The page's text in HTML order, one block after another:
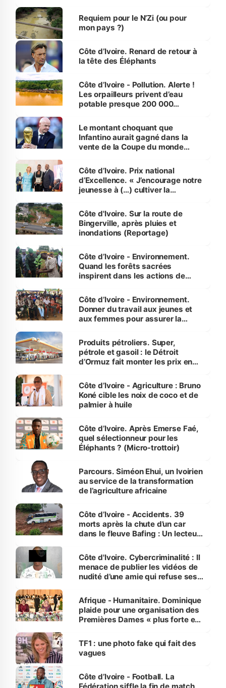
Requiem pour le N’Zi (ou pour
mon pays ?)
Côte d’Ivoire. Renard de retour à
la tête des Éléphants
Côte d’Ivoire - Pollution. Alerte !
Les orpailleurs privent d’eau
potable presque 200 000
Le montant choquant que
Infantino aurait gagné dans la
vente de la Coupe du monde
Côte d’Ivoire. Prix national
d’Excellence. « J’encourage notre
jeunesse à (…) cultiver la
(Alassane Ouattara
Côte d'Ivoire. Sur la route de
Bingerville, après pluies et
inondations (Reportage)
Côte d’Ivoire - Environnement.
Quand les forêts sacrées
inspirent dans les actions de
Côte d’Ivoire - Environnement.
Donner du travail aux jeunes et
aux femmes pour assurer la
menacées
Produits pétroliers. Super,
pétrole et gasoil : le Détroit
d’Ormuz fait monter les prix en
Côte d’Ivoire - Agriculture : Bruno
Koné cible les noix de coco et de
palmier à huile
Côte d’Ivoire. Après Emerse Faé,
quel sélectionneur pour les
Éléphants ? (Micro-trottoir)
Parcours. Siméon Ehui, un Ivoirien
au service de la transformation
de l’agriculture africaine
Côte d’Ivoire - Accidents. 39
morts après la chute d’un car
dans le fleuve Bafing : Un lecteur
des Transports
Côte d'Ivoire. Cybercriminalité : Il
menace de publier les vidéos de
nudité d’une amie qui refuse ses
Afrique - Humanitaire. Dominique
plaide pour une organisation des
Premières Dames « plus forte et
sur la scène internationale »
TF1 : une photo fake qui fait des
vagues
Côte d’Ivoire - Football. La